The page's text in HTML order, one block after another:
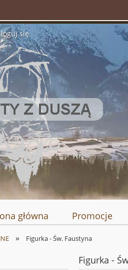
się
główna Promocje
» Figurka - Św. Faustyna
Figurka -